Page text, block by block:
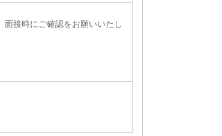
接時にご確認をお願いいたし